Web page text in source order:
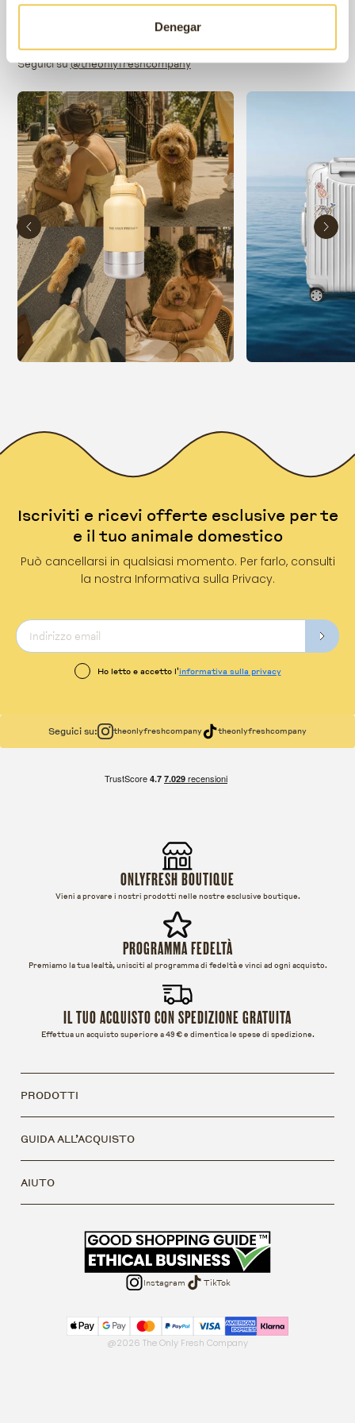
Denegar
Unisciti alla nostra community
Seguici su@theonlyfreshcompany
Iscriviti e ricevi offerte esclusive per te
e il tuo animale domestico
Può cancellarsi in qualsiasi momento. Per farlo, consulti
la nostra Informativa sulla Privacy.
Ho letto e accetto l'informativa sulla privacy
Seguici su: theonlyfreshcompany theonlyfreshcompany
ONLYFRESH BOUTIQUE
Vieni a provare i nostri prodotti nelle nostre esclusive boutique.
PROGRAMMA FEDELTÀ
Premiamo la tua lealtà, unisciti al programma di fedeltà e vinci ad ogni acquisto.
IL TUO ACQUISTO CON SPEDIZIONE GRATUITA
Effettua un acquisto superiore a 49 € e dimentica le spese di spedizione.
Instagram TikTok
PRODOTTI
GUIDA ALL’ACQUISTO
AIUTO
@2026 The Only Fresh Company